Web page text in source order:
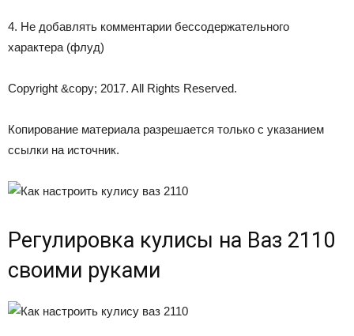
4. Не добавлять комментарии бессодержательного
характера (флуд)
Copyright &copy; 2017. All Rights Reserved.
Копирование материала разрешается только с указанием
ссылки на источник.
Регулировка кулисы на Ваз 2110
своими руками